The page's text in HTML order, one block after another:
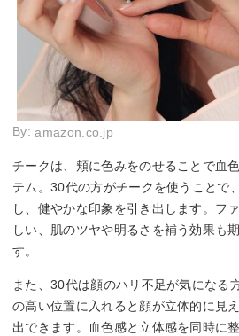
By:amazon.co.jp
チークは、頬に色みをのせることで血
テム。30代の方がチークを使うことで
し、健やかな印象を引き出します。フ
しい、肌のツヤや明るさを補う効果も
す。
また、30代は顔のハリ不足が気になる
の高い位置に入れると顔が立体的に見
出できます。血色感と立体感を同時に